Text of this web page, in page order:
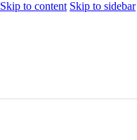
Skip to content Skip to sidebar